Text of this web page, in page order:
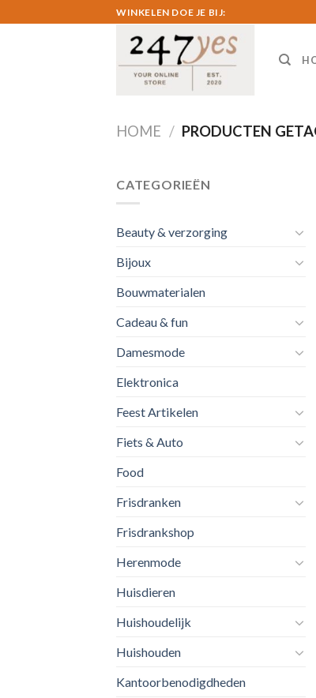
to
WINKELEN DOE JE BIJ:
HOME / PRODUCTEN
CATEGORIEËN
Beauty & verzorging
Bijoux
Bouwmaterialen
Cadeau & fun
Damesmode
Elektronica
Feest Artikelen
Fiets & Auto
Food
Frisdranken
Frisdrankshop
Herenmode
Huisdieren
Huishoudelijk
Huishouden
Kantoorbenodigdheden